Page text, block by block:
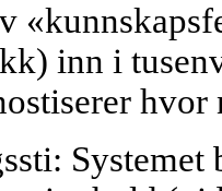
inn i
Systemet